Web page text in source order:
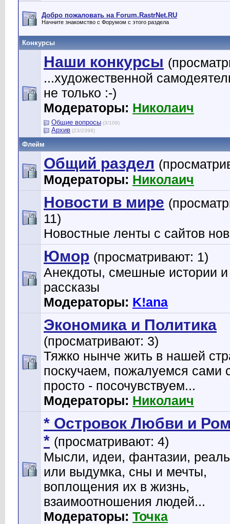
Добро пожаловать на Forum.RastrNet.RU
Начните знакомство с Форумом с этого раздела
Конкурсы
Наши конкурсы
...художественной
не только :-)
Модераторы: Николаич
Общие вопросы (3/109)
Архив (23/2398)
Флейм
Общий раздел
Модераторы: Николаич
Новости в мире
11)
Новостные ленты с сайтов
Юмор (просматривают: 1)
Анекдоты, смешные истории и
рассказы
Модераторы: K!ana
Экономика и Политика
(просматривают: 3)
Тяжко нынче жить в нашей
поскучаем, пожалуемся сами
просто - посочувствуем...
Модераторы: Николаич
* Островок Любви и
* (просматривают: 4)
Мысли, идеи, фантазии,
или выдумка, сны и мечты,
воплощения их в жизнь,
взаимоотношения людей...
Модераторы: Точка